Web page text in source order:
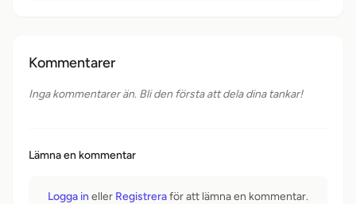
Kommentarer
Inga kommentarer än. Bli den första att dela dina tankar!
Lämna en kommentar
Logga in eller Registreraför att lämna en kommentar.